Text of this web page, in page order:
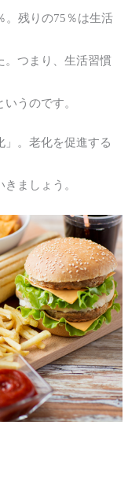
。残りの75％は生活
。つまり、生活習慣
うのです。
」。老化を促進する
ましょう。